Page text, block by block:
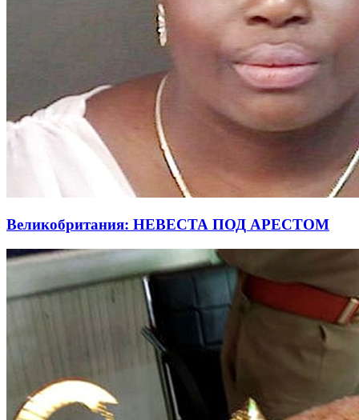
Великобритания: НЕВЕСТА ПОД АРЕСТОМ